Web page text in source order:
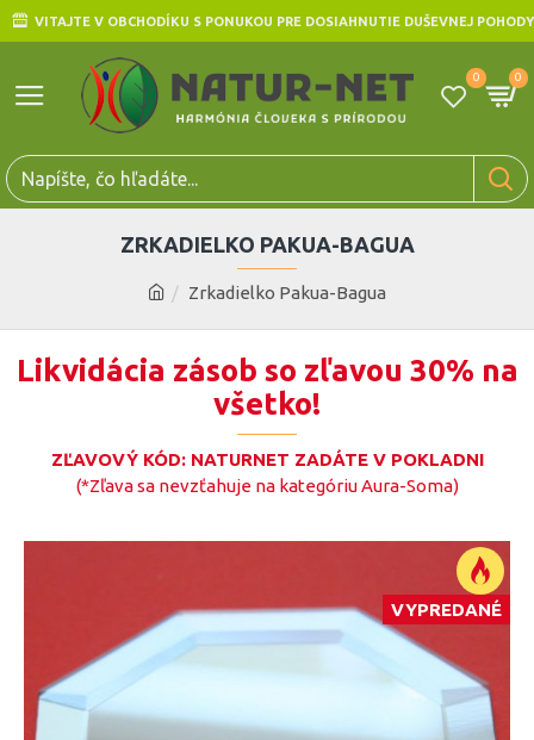
VITAJTE V OBCHODÍKU S PONUKOU PRE DOSIAHNUTIE DUŠEVNEJ POHODY
0 0
Zrkadielko Pakua-Bagua
ZRKADIELKO PAKUA-BAGUA
Likvidácia zásob so zľavou 30% na
všetko!
ZĽAVOVÝ KÓD: NATURNET ZADÁTE V POKLADNI
(*Zľava sa nevzťahuje na kategóriu Aura-Soma)
VYPREDANÉ